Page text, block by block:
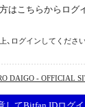
はこちらからログ
ログインしてください
DAIGO - OFFICIAL